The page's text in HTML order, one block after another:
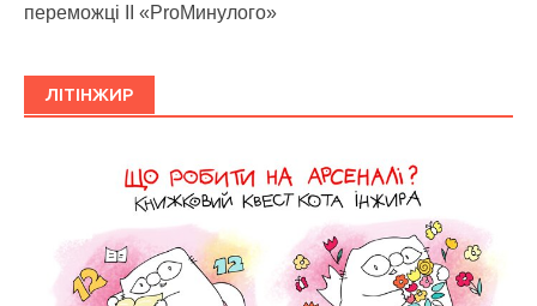
переможці ІІ «ProМинулого»
ЛІТІНЖИР